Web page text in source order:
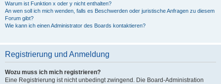
Warum ist Funktion x oder y nicht enthalten?
An wen soll ich mich wenden, falls es Beschwerden oder juristische Anfragen zu diesem
Forum gibt?
Wie kann ich einen Administrator des Boards kontaktieren?
Registrierung und Anmeldung
Wozu muss ich mich registrieren?
Eine Registrierung ist nicht unbedingt zwingend. Die Board-Administration